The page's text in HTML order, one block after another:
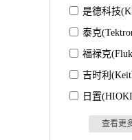
是德科技
泰克
福禄克
吉时利
日置
查看更